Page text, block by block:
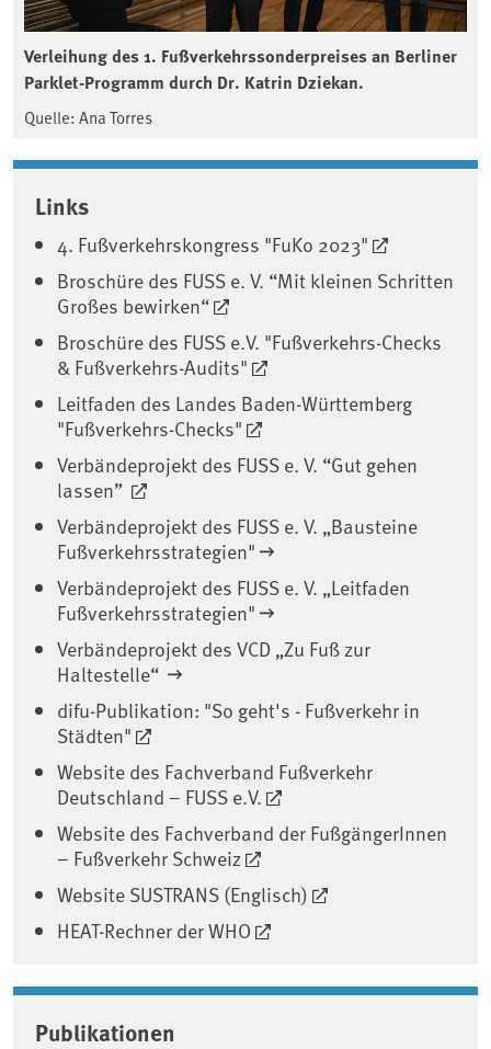
Verleihung des 1. Fußverkehrssonderpreises an Berliner
Parklet-Programm durch Dr. Katrin Dziekan.
Quelle: Ana Torres
Associated content
Links
4. Fußverkehrskongress "FuKo 2023"
Broschüre des FUSS e. V. “Mit kleinen Schritten
Großes bewirken“
Broschüre des FUSS e.V. "Fußverkehrs-Checks
& Fußverkehrs-Audits"
Leitfaden des Landes Baden-Württemberg
"Fußverkehrs-Checks"
Verbändeprojekt des FUSS e. V. “Gut gehen
lassen”
Verbändeprojekt des FUSS e. V. „Bausteine
Fußverkehrsstrategien"
Verbändeprojekt des FUSS e. V. „Leitfaden
Fußverkehrsstrategien"
Verbändeprojekt des VCD „Zu Fuß zur
Haltestelle“
difu-Publikation: "So geht's - Fußverkehr in
Städten"
Website des Fachverband Fußverkehr
Deutschland – FUSS e.V.
Website des Fachverband der FußgängerInnen
– Fußverkehr Schweiz
Website SUSTRANS (Englisch)
HEAT-Rechner der WHO
Publikationen